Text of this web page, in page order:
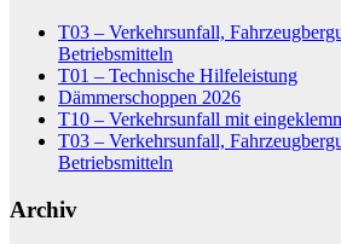
T03 – Verkehrsunfall,
Betriebsmitteln
T01 – Technische Hilfeleistung
Dämmerschoppen 2026
T10 – Verkehrsunfall mit
T03 – Verkehrsunfall,
Betriebsmitteln
Archiv